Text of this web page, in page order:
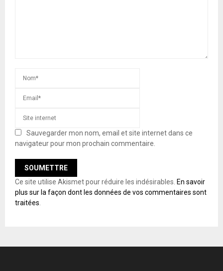
Sauvegarder mon nom, email et site internet dans ce
navigateur pour mon prochain commentaire.
Ce site utilise Akismet pour réduire les indésirables. En savoir
plus sur la façon dont les données de vos commentaires sont
traitées.